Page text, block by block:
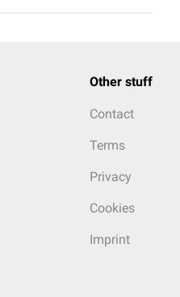
Other stuff
Contact
Terms
Privacy
Cookies
Imprint